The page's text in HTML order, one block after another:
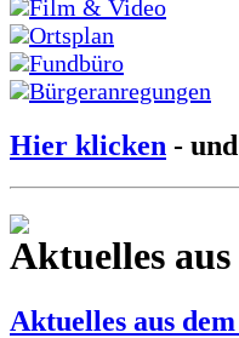
Film & Video
Ortsplan
Fundbüro
Bürgeranregungen
Hier klicken -
Aktuelles
Aktuelles aus